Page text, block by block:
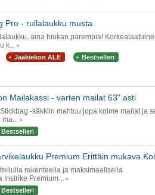
Pro - rullalaukku musta
aina hiukan parempia!
k...
Jääkiekon ALE Bestselleri
Mailakassi - varten mailat 63" asti
-säkkiin mahtuu jopa kolme mailat ja
ma...
Bestselleri
Premium Erittäin mukava
rakenteella ja maksimaalisella
Instrike Premium...
Bestselleri